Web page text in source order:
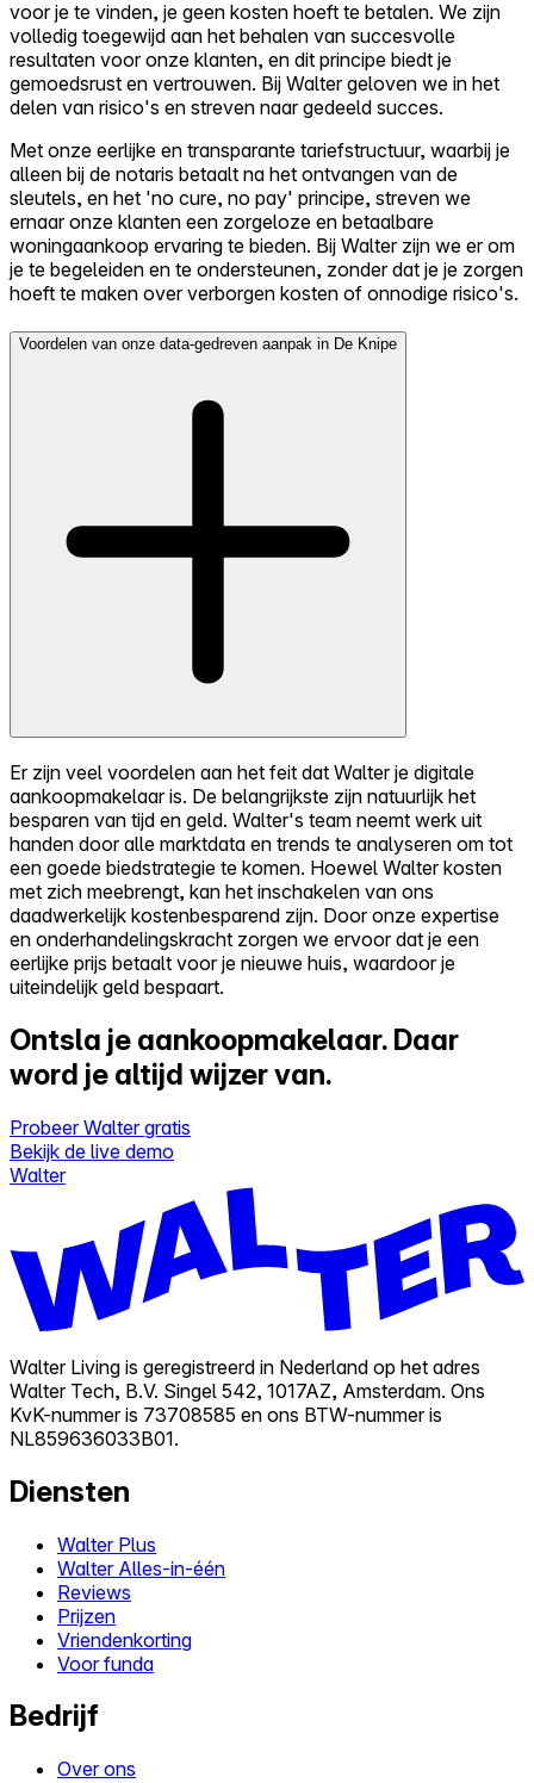
voor je te vinden, je geen kosten hoeft te betalen. We zijn
volledig toegewijd aan het behalen van succesvolle
resultaten voor onze klanten, en dit principe biedt je
gemoedsrust en vertrouwen. Bij Walter geloven we in het
delen van risico's en streven naar gedeeld succes.
Met onze eerlijke en transparante tariefstructuur, waarbij je
alleen bij de notaris betaalt na het ontvangen van de
sleutels, en het 'no cure, no pay' principe, streven we
ernaar onze klanten een zorgeloze en betaalbare
woningaankoop ervaring te bieden. Bij Walter zijn we er om
je te begeleiden en te ondersteunen, zonder dat je je zorgen
hoeft te maken over verborgen kosten of onnodige risico's.
Voordelen van onze data-gedreven aanpak in De Knipe
Er zijn veel voordelen aan het feit dat Walter je digitale
aankoopmakelaar is. De belangrijkste zijn natuurlijk het
besparen van tijd en geld. Walter's team neemt werk uit
handen door alle marktdata en trends te analyseren om tot
een goede biedstrategie te komen. Hoewel Walter kosten
met zich meebrengt, kan het inschakelen van ons
daadwerkelijk kostenbesparend zijn. Door onze expertise
en onderhandelingskracht zorgen we ervoor dat je een
eerlijke prijs betaalt voor je nieuwe huis, waardoor je
uiteindelijk geld bespaart.
Ontsla je aankoopmakelaar. Daar
word je altijd wijzer van.
Probeer Walter gratis
Bekijk de live demo
Walter
Walter Living is geregistreerd in Nederland op het adres
Walter Tech, B.V. Singel 542, 1017AZ, Amsterdam. Ons
KvK-nummer is 73708585 en ons BTW-nummer is
NL859636033B01.
Diensten
Walter Plus
Walter Alles-in-één
Reviews
Prijzen
Vriendenkorting
Voor funda
Bedrijf
Over ons